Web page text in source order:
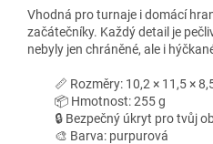
Vhodná pro turnaje i domácí
začátečníky. Každý detail je
nebyly jen chráněné, ale i
📏 Rozměry: 10,2 × 11,5 ×
📦 Hmotnost: 255 g
🔒 Bezpečný úkryt pro tvůj
🎨 Barva: purpurová